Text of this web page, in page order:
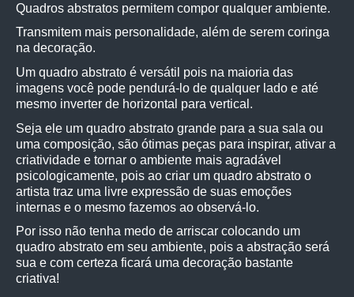
Quadros abstratos permitem compor qualquer ambiente.
Transmitem mais personalidade, além de serem coringa
na decoração.
Um quadro abstrato é versátil pois na maioria das
imagens você pode pendurá-lo de qualquer lado e até
mesmo inverter de horizontal para vertical.
Seja ele um quadro abstrato grande para a sua sala ou
uma composição, são ótimas peças para inspirar, ativar a
criatividade e tornar o ambiente mais agradável
psicologicamente, pois ao criar um quadro abstrato o
artista traz uma livre expressão de suas emoções
internas e o mesmo fazemos ao observá-lo.
Por isso não tenha medo de arriscar colocando um
quadro abstrato em seu ambiente, pois a abstração será
sua e com certeza ficará uma decoração bastante
criativa!